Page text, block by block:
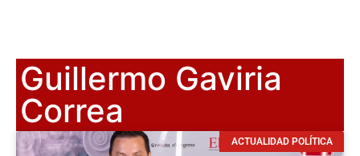
Guillermo Gaviria
Correa
ACTUALIDAD POLÍTICA